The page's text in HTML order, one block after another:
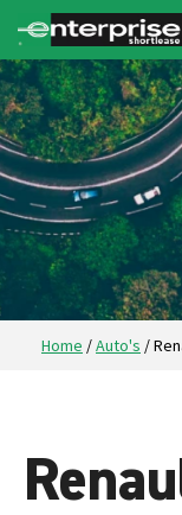
Home /Auto's /